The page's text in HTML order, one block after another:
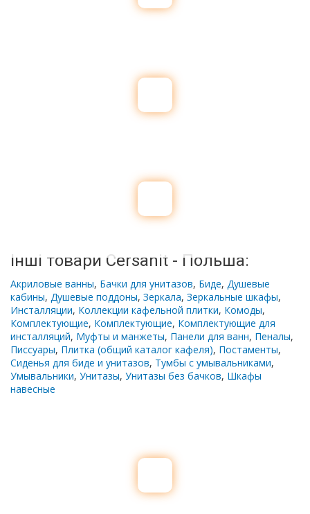
Інші товари Cersanit - Польша:
Акриловые ванны, Бачки для унитазов, Биде, Душевые
кабины, Душевые поддоны, Зеркала, Зеркальные шкафы,
Инсталляции, Коллекции кафельной плитки, Комоды,
Комплектующие, Комплектующие, Комплектующие для
инсталляций, Муфты и манжеты, Панели для ванн, Пеналы,
Писсуары, Плитка (общий каталог кафеля), Постаменты,
Сиденья для биде и унитазов, Тумбы с умывальниками,
Умывальники, Унитазы, Унитазы без бачков, Шкафы
навесные